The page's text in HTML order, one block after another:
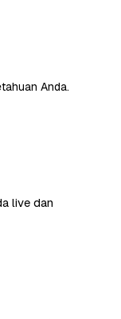
Anda.
live dan